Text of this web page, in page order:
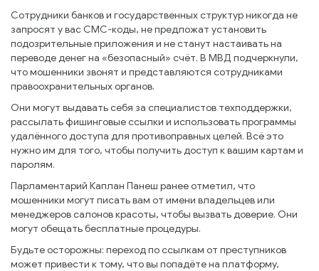
Сотрудники банков и государственных структур никогда не
запросят у вас СМС-коды, не предложат установить
подозрительные приложения и не станут настаивать на
переводе денег на «безопасный» счёт. В МВД подчеркнули,
что мошенники звонят и представляются сотрудниками
правоохранительных органов.
Они могут выдавать себя за специалистов техподдержки,
рассылать фишинговые ссылки и использовать программы
удалённого доступа для противоправных целей. Всё это
нужно им для того, чтобы получить доступ к вашим картам и
паролям.
Парламентарий Каплан Панеш ранее отметил, что
мошенники могут писать вам от имени владельцев или
менеджеров салонов красоты, чтобы вызвать доверие. Они
могут обещать бесплатные процедуры.
Будьте осторожны: переход по ссылкам от преступников
может привести к тому, что вы попадёте на платформу,